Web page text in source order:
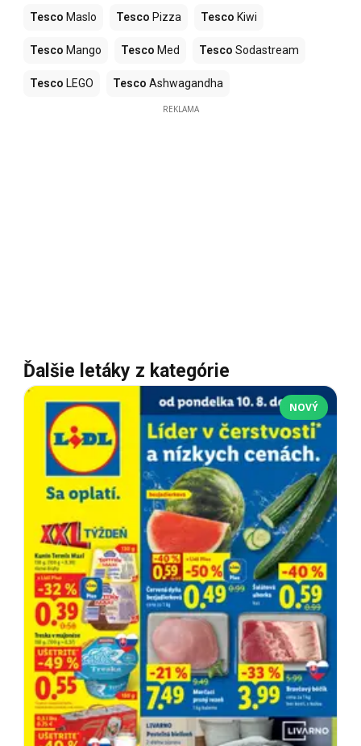
Tesco Maslo Tesco Pizza Tesco Kiwi
Tesco Mango Tesco Med Tesco Sodastream
Tesco LEGO Tesco Ashwagandha
REKLAMA
Ďalšie letáky z kategórie
NOVÝ